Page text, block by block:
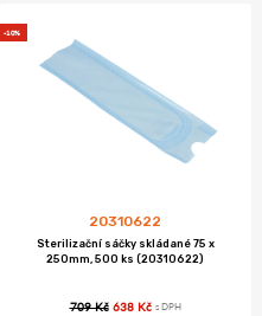
-10%
20310622
Sterilizační sáčky skládané 75 x
250mm, 500 ks (20310622)
709 Kč 638 Kč s DPH